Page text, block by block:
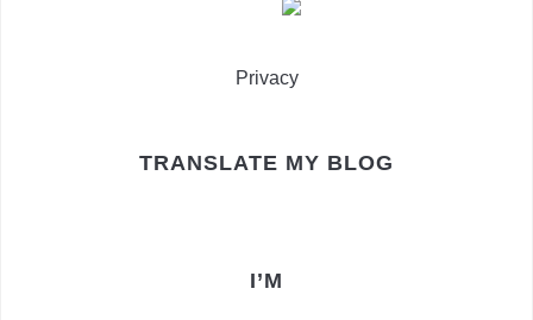
Privacy
TRANSLATE MY BLOG
I’M